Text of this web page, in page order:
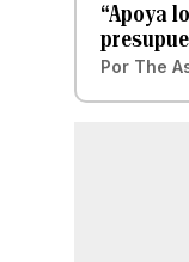
“Apoya
Por The